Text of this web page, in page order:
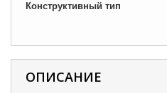
Конструктивный тип
ОПИСАНИЕ